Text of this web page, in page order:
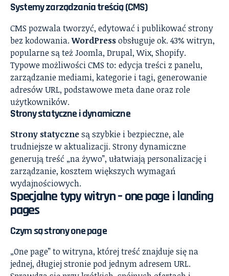
Systemy zarządzania treścią (CMS)
CMS pozwala tworzyć, edytować i publikować strony
bez kodowania.WordPressobsługuje ok. 43% witryn,
popularne są też Joomla, Drupal, Wix, Shopify.
Typowe możliwości CMS to: edycja treści z panelu,
zarządzanie mediami, kategorie i tagi, generowanie
adresów URL, podstawowe meta dane oraz role
użytkowników.
Strony statyczne i dynamiczne
Strony statycznesą szybkie i bezpieczne, ale
trudniejsze w aktualizacji. Strony dynamiczne
generują treść „na żywo”, ułatwiają personalizację i
zarządzanie, kosztem większych wymagań
wydajnościowych.
Specjalne typy witryn – one page i landing
pages
Czym są strony one page
„One page” to witryna, której treść znajduje się na
jednej, długiej stronie pod jednym adresem URL.